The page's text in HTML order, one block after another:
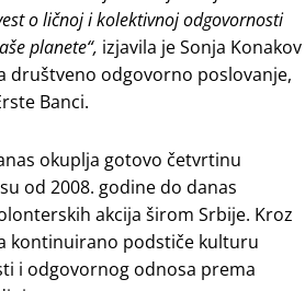
o ličnoj i kolektivnoj odgovornosti
planete“, izjavila je Sonja Konakov
društveno odgovorno poslovanje,
Banci.
okuplja gotovo četvrtinu
od 2008. godine do danas
akcija širom Srbije. Kroz
kontinuirano podstiče kulturu
i odgovornog odnosa prema